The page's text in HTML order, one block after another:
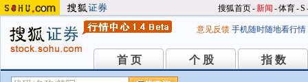
搜狐首页-新闻 -体育-S
意见反馈 手机随时随地看行情
首 页
首 页 个 股
个 股 指 数
指 数